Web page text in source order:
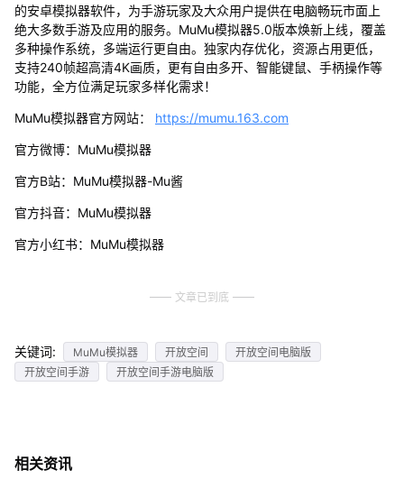
的安卓模拟器软件，为手游玩家及大众用户提供在电脑畅玩市面上
绝大多数手游及应用的服务。MuMu模拟器5.0版本焕新上线，覆盖
多种操作系统，多端运行更自由。独家内存优化，资源占用更低，
支持240帧超高清4K画质，更有自由多开、智能键鼠、手柄操作等
功能，全方位满足玩家多样化需求！
MuMu模拟器官方网站： https://mumu.163.com
官方微博：MuMu模拟器
官方B站：MuMu模拟器-Mu酱
官方抖音：MuMu模拟器
官方小红书：MuMu模拟器
文章已到底
关键词: MuMu模拟器 开放空间
开放空间电脑版
开放空间手游
开放空间手游电脑版
相关资讯